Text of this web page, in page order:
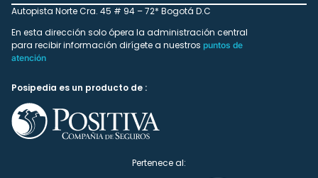
Autopista Norte Cra. 45 # 94 – 72* Bogotá D.C
En esta dirección solo ópera la administración central
para recibir información dirígete a nuestros puntos de
atención
Posipedia es un producto de :
Pertenece al: